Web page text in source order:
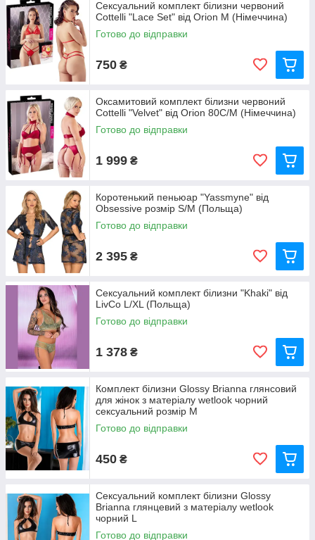
Сексуальний комплект білизни червоний
Cottelli "Lace Set" від Orion M (Німеччина)
Готово до відправки
750 ₴
Оксамитовий комплект білизни червоний
Cottelli "Velvet" від Orion 80C/M (Німеччина)
Готово до відправки
1 999 ₴
Коротенький пеньюар "Yassmyne" від
Obsessive розмір S/M (Польща)
Готово до відправки
2 395 ₴
Сексуальний комплект білизни "Khaki" від
LivCo L/XL (Польща)
Готово до відправки
1 378 ₴
Комплект білизни Glossy Brianna глянсовий
для жінок з матеріалу wetlook чорний
сексуальний розмір M
Готово до відправки
450 ₴
Сексуальний комплект білизни Glossy
Brianna глянцевий з матеріалу wetlook
чорний L
Готово до відправки